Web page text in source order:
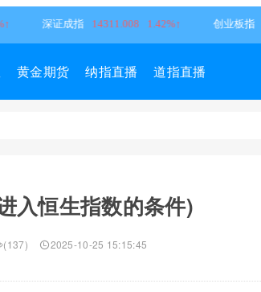
黄金期货 纳指直播 道指直播
入恒生指数的条件)
(137) 2025-10-25 15:15:45